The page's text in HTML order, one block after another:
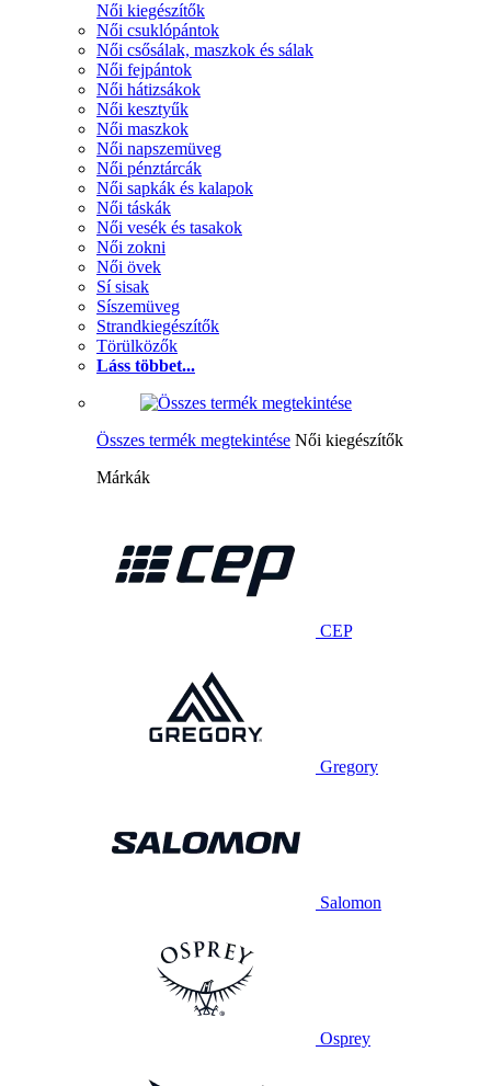
Női kiegészítők
Női csuklópántok
Női csősálak, maszkok és sálak
Női fejpántok
Női hátizsákok
Női kesztyűk
Női maszkok
Női napszemüveg
Női pénztárcák
Női sapkák és kalapok
Női táskák
Női vesék és tasakok
Női zokni
Női övek
Sí sisak
Síszemüveg
Strandkiegészítők
Törülközők
Láss többet...
Összes termék megtekintése Női kiegészítők
Márkák
CEP
Gregory
Salomon
Osprey